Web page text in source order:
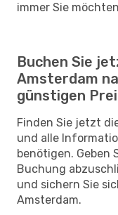
immer Sie
Buchen Sie
Amsterdam
günstigen
Finden Sie jetzt
und alle
benötigen. Geben
Buchung
und sichern Sie
Amsterdam.